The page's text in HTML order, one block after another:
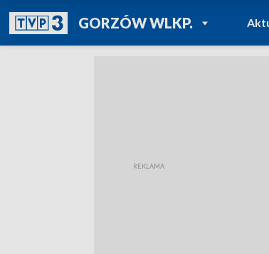
GORZÓW WLKP.POWRÓT DO
TVP REGIONY